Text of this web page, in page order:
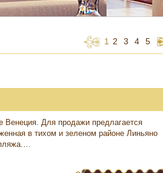
1 2 3 4 5
Венеция. Для продажи предлагается
в тихом и зеленом районе Линьяно